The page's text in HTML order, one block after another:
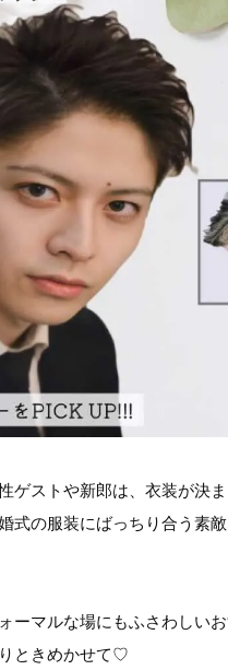
ゲストや新郎は、衣装が決
式の服装にばっちり合う素
ーマルな場にもふさわしい
ときめかせて♡